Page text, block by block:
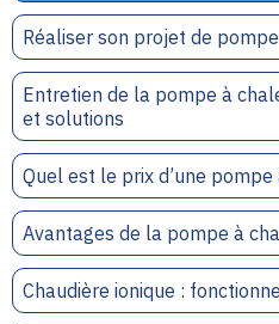
Réaliser son projet de
Entretien de la pompe à
et solutions
Quel est le prix d’une
Avantages de la pompe à
Chaudière ionique :